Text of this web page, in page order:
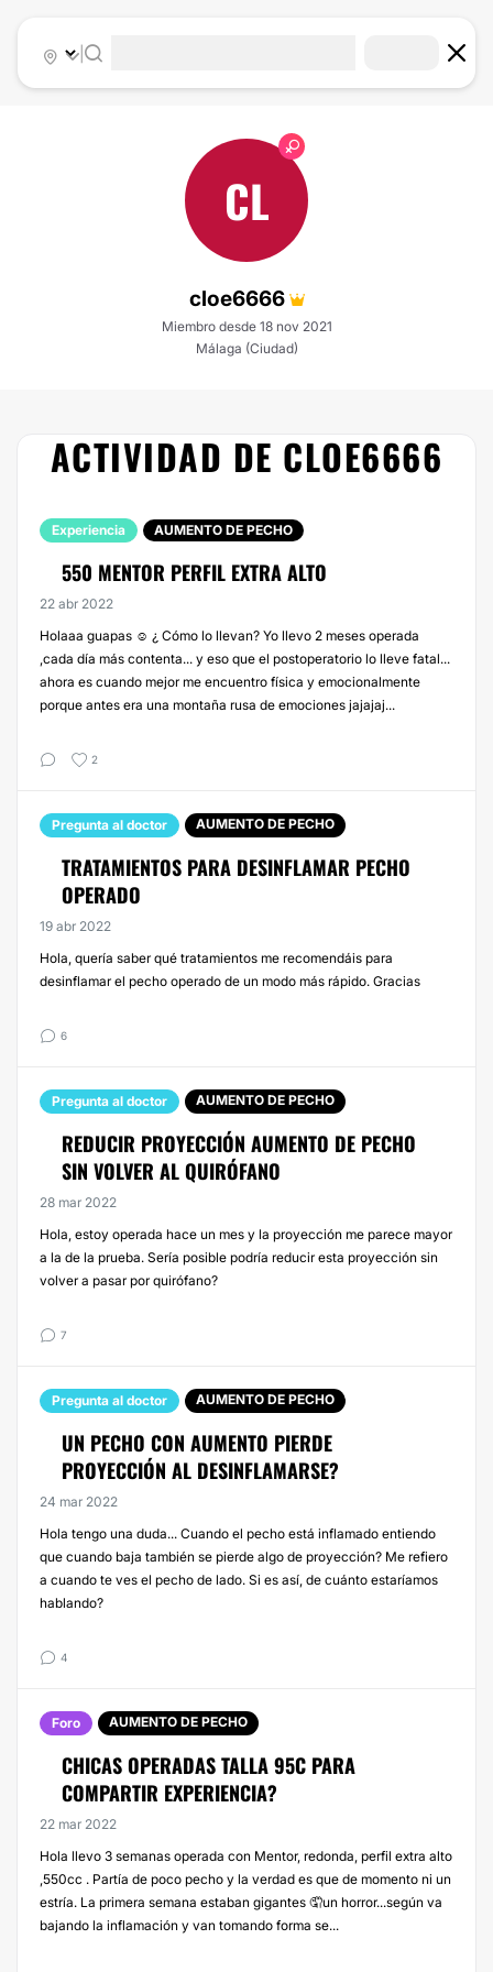
|
CL
cloe6666
Miembro desde 18 nov 2021
Málaga (Ciudad)
ACTIVIDAD DE CLOE6666
Experiencia AUMENTO DE PECHO
550 MENTOR PERFIL EXTRA ALTO
22 abr 2022
Holaaa guapas ☺️ ¿ Cómo lo llevan? Yo llevo 2 meses operada
,cada día más contenta... y eso que el postoperatorio lo lleve fatal...
ahora es cuando mejor me encuentro física y emocionalmente
porque antes era una montaña rusa de emociones jajajaj...
2
Pregunta al doctor AUMENTO DE PECHO
TRATAMIENTOS PARA DESINFLAMAR PECHO
OPERADO
19 abr 2022
Hola, quería saber qué tratamientos me recomendáis para
desinflamar el pecho operado de un modo más rápido. Gracias
6
Pregunta al doctor AUMENTO DE PECHO
REDUCIR PROYECCIÓN AUMENTO DE PECHO
SIN VOLVER AL QUIRÓFANO
28 mar 2022
Hola, estoy operada hace un mes y la proyección me parece mayor
a la de la prueba. Sería posible podría reducir esta proyección sin
volver a pasar por quirófano?
7
Pregunta al doctor AUMENTO DE PECHO
UN PECHO CON AUMENTO PIERDE
PROYECCIÓN AL DESINFLAMARSE?
24 mar 2022
Hola tengo una duda... Cuando el pecho está inflamado entiendo
que cuando baja también se pierde algo de proyección? Me refiero
a cuando te ves el pecho de lado. Si es así, de cuánto estaríamos
hablando?
4
Foro AUMENTO DE PECHO
CHICAS OPERADAS TALLA 95C PARA
COMPARTIR EXPERIENCIA?
22 mar 2022
Hola llevo 3 semanas operada con Mentor, redonda, perfil extra alto
,550cc . Partía de poco pecho y la verdad es que de momento ni un
estría. La primera semana estaban gigantes 🤦un horror...según va
bajando la inflamación y van tomando forma se...